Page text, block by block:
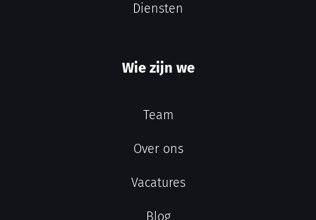
Diensten
Wie zijn we
Team
Over ons
Vacatures
Blog